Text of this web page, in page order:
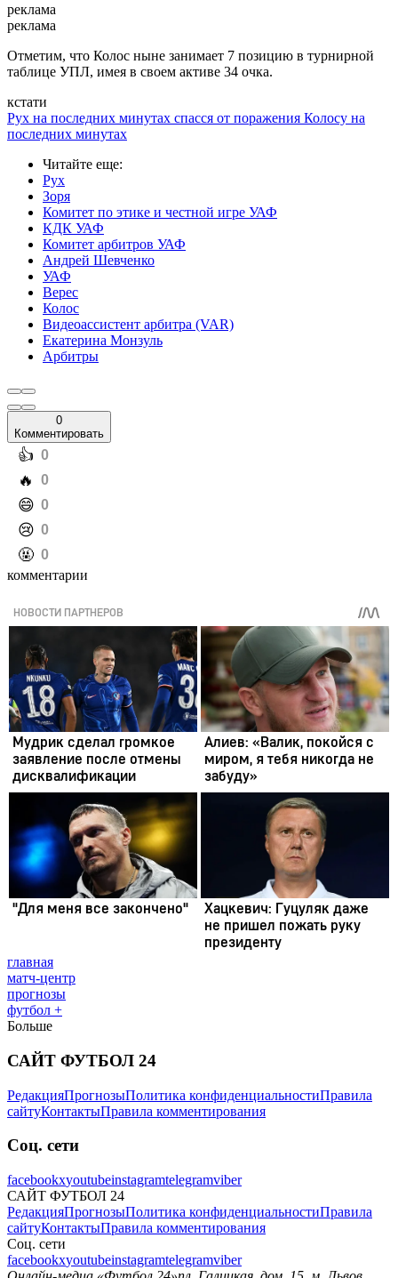
реклама
реклама
Отметим, что Колос ныне занимает 7 позицию в турнирной
таблице УПЛ, имея в своем активе 34 очка.
кстати
Рух на последних минутах спасся от поражения Колосу на
последних минутах
Читайте еще:
Рух
Зоря
Комитет по этике и честной игре УАФ
КДК УАФ
Комитет арбитров УАФ
Андрей Шевченко
УАФ
Верес
Колос
Видеоассистент арбитра (VAR)
Екатерина Монзуль
Арбитры
0
Комментировать
️👍 0
️🔥 0
️😄 0
️😢 0
️🤬 0
комментарии
главная
матч-центр
прогнозы
футбол +
Больше
САЙТ ФУТБОЛ 24
РедакцияПрогнозыПолитика конфиденциальностиПравила
сайтуКонтактыПравила комментирования
Соц. сети
facebookxyoutubeinstagramtelegramviber
САЙТ ФУТБОЛ 24
РедакцияПрогнозыПолитика конфиденциальностиПравила
сайтуКонтактыПравила комментирования
Соц. сети
facebookxyoutubeinstagramtelegramviber